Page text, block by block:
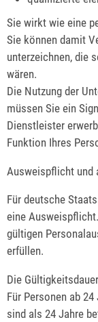
Sie wirkt wie eine
Sie können damit
unterzeichnen, die
wären.
Die Nutzung der
müssen Sie ein
Dienstleister
Funktion Ihres
Ausweispflicht und
Für deutsche
eine
gültigen
erfüllen.
Die
Für Personen ab
sind als 24 Jahre